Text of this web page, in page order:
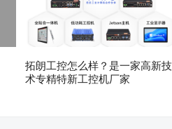
拓朗工控怎么样？是一家高新技
术专精特新工控机厂家